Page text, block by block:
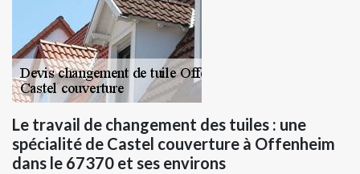
Le travail de changement des tuiles : une
spécialité de Castel couverture à Offenheim
dans le 67370 et ses environs